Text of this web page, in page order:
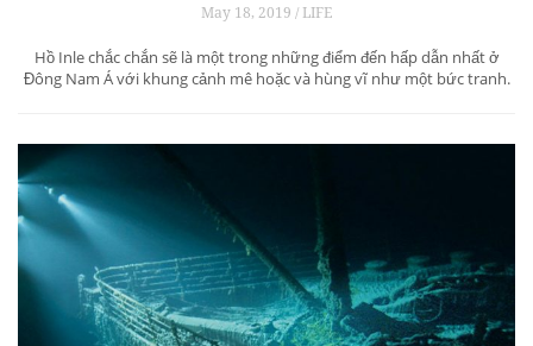
May 18, 2019 / LIFE
Hồ Inle chắc chắn sẽ là một trong những điểm đến hấp dẫn nhất ở
Đông Nam Á với khung cảnh mê hoặc và hùng vĩ như một bức tranh.